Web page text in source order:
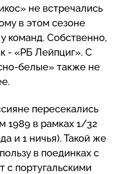
не встречались
в этом сезоне
команд. Собственно,
- «РБ Лейпциг». С
белые» также не
пересекались
1989 в рамках 1/32
и 1 ничья). Такой же
в поединках с
с португальскими